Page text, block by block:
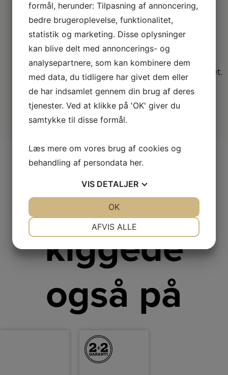
Vi
dækker hele
DK
Vælg mellem mange
forskellige
forhandlere i hele landet.
Andre
kiggede
også på
formål, herunder: Tilpasning af annoncering,
bedre brugeroplevelse, funktionalitet,
statistik og marketing. Disse oplysninger
kan blive delt med annoncerings- og
analysepartnere, som kan kombinere dem
med data, du tidligere har givet dem eller
de har indsamlet gennem din brug af deres
tjenester. Ved at klikke på 'OK' giver du
samtykke til disse formål.
Læs mere om vores brug af cookies og
behandling af persondata her.
VIS DETALJER
MARKETING STATISTIK
AFVIS ALLE
OK